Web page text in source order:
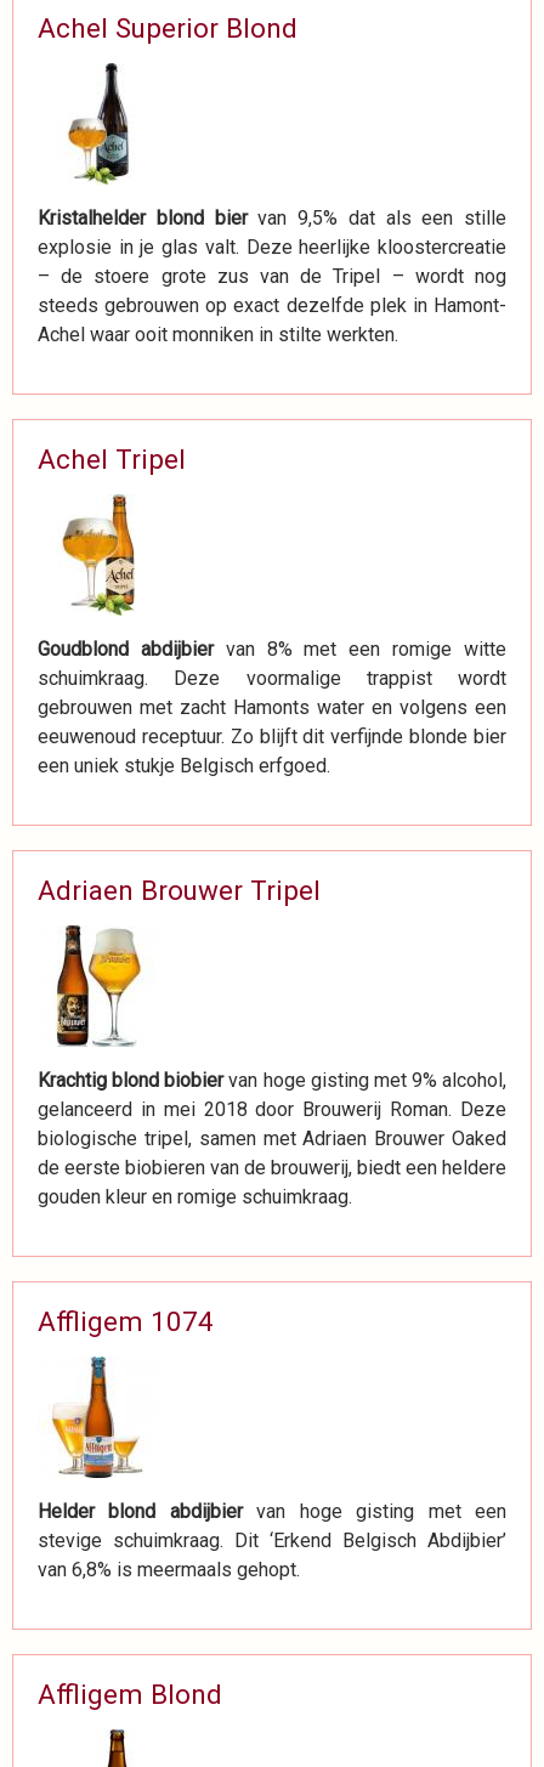
Achel Superior Blond
Kristalhelder blond biervan 9,5% dat als een stille
explosie in je glas valt. Deze heerlijke kloostercreatie
– de stoere grote zus van de Tripel – wordt nog
steeds gebrouwen op exact dezelfde plek in Hamont-
Achel waar ooit monniken in stilte werkten.
Achel Tripel
Goudblond abdijbiervan 8% met een romige witte
schuimkraag. Deze voormalige trappist wordt
gebrouwen met zacht Hamonts water en volgens een
eeuwenoud receptuur. Zo blijft dit verfijnde blonde bier
een uniek stukje Belgisch erfgoed.
Adriaen Brouwer Tripel
Krachtig blond biobiervan hoge gisting met 9% alcohol,
gelanceerd in mei 2018 door Brouwerij Roman. Deze
biologische tripel, samen met Adriaen Brouwer Oaked
de eerste biobieren van de brouwerij, biedt een heldere
gouden kleur en romige schuimkraag.
Affligem 1074
Helder blond abdijbiervan hoge gisting met een
stevige schuimkraag. Dit ‘Erkend Belgisch Abdijbier’
van 6,8% is meermaals gehopt.
Affligem Blond